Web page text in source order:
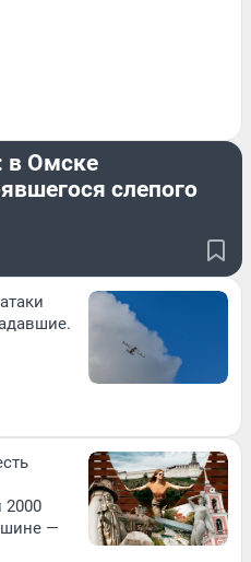
в Омске
слепого
2000
—